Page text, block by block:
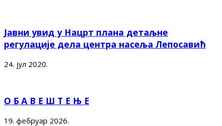
Јавни увид у Нацрт плана детаљне
регулације дела центра насеља Лепосавић
24. јул 2020.
О Б А В Е Ш Т Е Њ Е
19. фебруар 2026.